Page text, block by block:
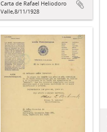
Carta de Rafael Heliodoro
Valle,8/11/1928